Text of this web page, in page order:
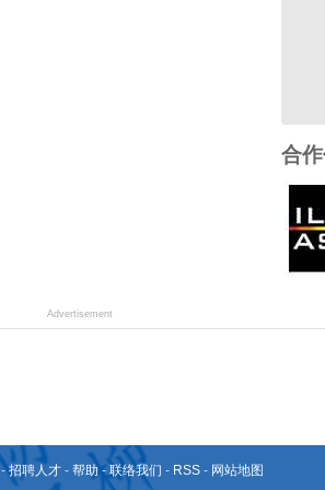
合
Advertisement
-招聘人才 - 帮助- 联络我们 - RSS - 网站地图